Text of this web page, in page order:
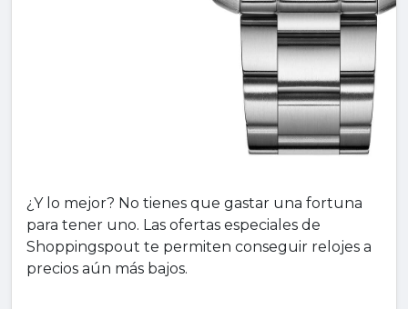
¿Y lo mejor? No tienes que gastar una fortuna
para tener uno. Las ofertas especiales de
Shoppingspout te permiten conseguir relojes a
precios aún más bajos.